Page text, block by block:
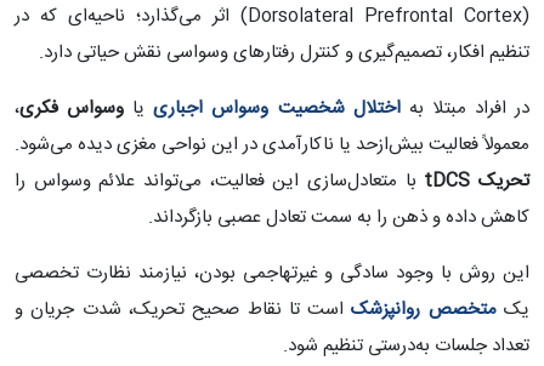
(Dorsolateral Prefrontal Cortex) اثر می‌گذارد؛ ناحیه‌ای که در
تنظیم افکار، تصمیم‌گیری و کنترل رفتارهای وسواسی نقش حیاتی دارد.
در افراد مبتلا بهاختلال شخصیت وسواس اجبارییا وسواس فکری،
معمولاً فعالیت بیش‌ازحد یا ناکارآمدی در این نواحی مغزی دیده می‌شود.
تحریک tDCS با متعادل‌سازی این فعالیت، می‌تواند علائم وسواس را
کاهش داده و ذهن را به سمت تعادل عصبی بازگرداند.
این روش با وجود سادگی و غیرتهاجمی بودن، نیازمند نظارت تخصصی
یکمتخصص روانپزشکاست تا نقاط صحیح تحریک، شدت جریان و
تعداد جلسات به‌درستی تنظیم شود.